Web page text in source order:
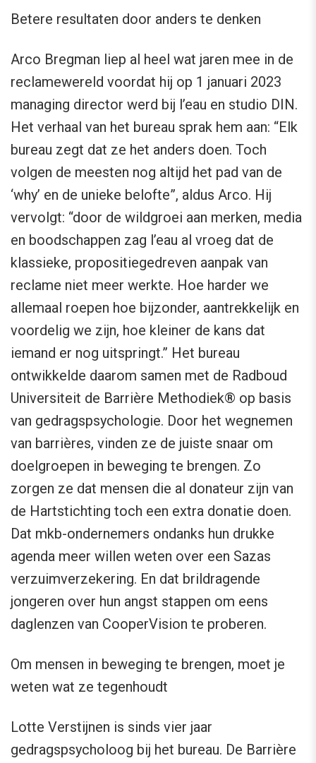
Betere resultaten door anders te denken
Arco Bregman liep al heel wat jaren mee in de
reclamewereld voordat hij op 1 januari 2023
managing director werd bij l’eau en studio DIN.
Het verhaal van het bureau sprak hem aan: “Elk
bureau zegt dat ze het anders doen. Toch
volgen de meesten nog altijd het pad van de
‘why’ en de unieke belofte”, aldus Arco. Hij
vervolgt: “door de wildgroei aan merken, media
en boodschappen zag l’eau al vroeg dat de
klassieke, propositiegedreven aanpak van
reclame niet meer werkte. Hoe harder we
allemaal roepen hoe bijzonder, aantrekkelijk en
voordelig we zijn, hoe kleiner de kans dat
iemand er nog uitspringt.” Het bureau
ontwikkelde daarom samen met de Radboud
Universiteit de Barrière Methodiek® op basis
van gedragspsychologie. Door het wegnemen
van barrières, vinden ze de juiste snaar om
doelgroepen in beweging te brengen. Zo
zorgen ze dat mensen die al donateur zijn van
de Hartstichting toch een extra donatie doen.
Dat mkb-ondernemers ondanks hun drukke
agenda meer willen weten over een Sazas
verzuimverzekering. En dat brildragende
jongeren over hun angst stappen om eens
daglenzen van CooperVision te proberen.
Om mensen in beweging te brengen, moet je
weten wat ze tegenhoudt
Lotte Verstijnen is sinds vier jaar
gedragspsycholoog bij het bureau. De Barrière